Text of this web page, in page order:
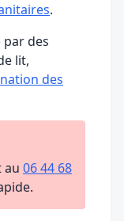
.
des
lit,
des
au 06 44 68